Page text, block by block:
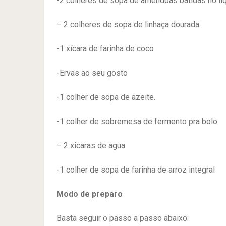
– 2 colheres de sopa de linhaça dourada
-1 xícara de farinha de coco
-Ervas ao seu gosto
-1 colher de sopa de azeite.
-1 colher de sobremesa de fermento pra bolo
– 2 xicaras de agua
-1 colher de sopa de farinha de arroz integral
Modo de preparo
Basta seguir o passo a passo abaixo: